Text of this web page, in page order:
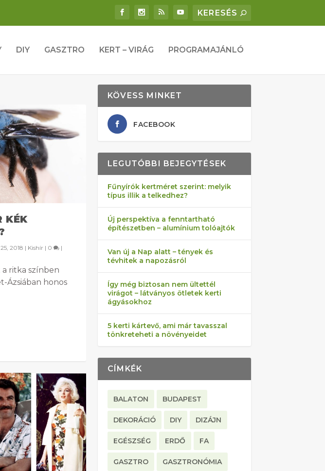
DIY GASZTRO KERT – VIRÁG PROGRAMAJÁNLÓ
KÉK
2018 | Kishír| 0 |
ritka színben
Ázsiában honos
KÖVESS MINKET
FACEBOOK
LEGUTÓBBI BEJEGYTÉSEK
Fűnyírók kertméret szerint: melyik
típus illik a telkedhez?
Új perspektíva a fenntartható
építészetben – alumínium tolóajtók
Van új a Nap alatt – tények és
tévhitek a napozásról
Így még biztosan nem ültettél
virágot – látványos ötletek kerti
ágyásokhoz
5 kerti kártevő, ami már tavasszal
tönkreteheti a növényeidet
CÍMKÉK
BALATON BUDAPEST
DEKORÁCIÓ DIY DIZÁJN
EGÉSZSÉG ERDŐ FA
GASZTRO GASZTRONÓMIA